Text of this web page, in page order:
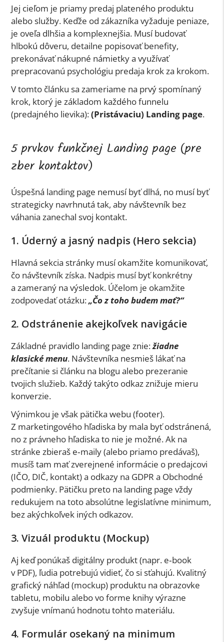
Jej cieľom je priamy predaj plateného produktu
alebo služby. Keďže od zákazníka vyžaduje peniaze,
je oveľa dlhšia a komplexnejšia. Musí budovať
hlbokú dôveru, detailne popisovať benefity,
prekonávať nákupné námietky a využívať
prepracovanú psychológiu predaja krok za krokom.
V tomto článku sa zameriame na prvý spomínaný
krok, ktorý je základom každého funnelu
(predajného lievika):(Pristávaciu) Landing page.
5 prvkov funkčnej Landing page (pre
zber kontaktov)
Úspešná landing page nemusí byť dlhá, no musí byť
strategicky navrhnutá tak, aby návštevník bez
váhania zanechal svoj kontakt.
1. Úderný a jasný nadpis (Hero sekcia)
Hlavná sekcia stránky musí okamžite komunikovať,
čo návštevník získa. Nadpis musí byť konkrétny
a zameraný na výsledok. Účelom je okamžite
zodpovedať otázku:„Čo z toho budem mať?“
2. Odstránenie akejkoľvek navigácie
Základné pravidlo landing page znie:žiadne
klasické menu. Návštevníka nesmieš lákať na
prečítanie si článku na blogu alebo prezeranie
tvojich služieb. Každý takýto odkaz znižuje mieru
konverzie.
Výnimkou je však pätička webu (footer).
Z marketingového hľadiska by mala byť odstránená,
no z právneho hľadiska to nie je možné. Ak na
stránke zbieraš e‑maily (alebo priamo predávaš),
musíš tam mať zverejnené informácie o predajcovi
(IČO, DIČ, kontakt) a odkazy na GDPR a Obchodné
podmienky. Pätičku preto na landing page vždy
redukujem na toto absolútne legislatívne minimum,
bez akýchkoľvek iných odkazov.
3. Vizuál produktu (Mockup)
Aj keď ponúkaš digitálny produkt (napr. e‑book
v PDF), ľudia potrebujú vidieť, čo si sťahujú. Kvalitný
grafický náhľad (mockup) produktu na obrazovke
tabletu, mobilu alebo vo forme knihy výrazne
zvyšuje vnímanú hodnotu tohto materiálu.
4. Formulár osekaný na minimum